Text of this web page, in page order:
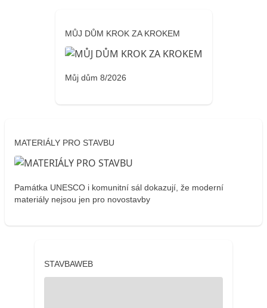
MŮJ DŮM KROK ZA KROKEM
Můj dům 8/2026
MATERIÁLY PRO STAVBU
Památka UNESCO i komunitní sál dokazují, že moderní
materiály nejsou jen pro novostavby
STAVBAWEB